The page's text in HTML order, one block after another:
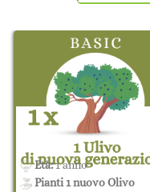
Età:1 anno
Pianti 1 nuovo Olivo